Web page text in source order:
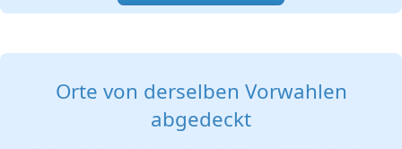
Orte von derselben Vorwahlen
abgedeckt